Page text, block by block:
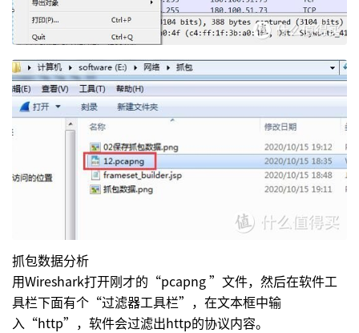
抓包数据分析
用Wireshark打开刚才的“pcapng ”文件，然后在软件工
具栏下面有个“过滤器工具栏”，在文本框中输
入“http”，软件会过滤出http的协议内容。